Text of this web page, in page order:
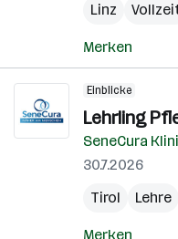
Linz
Merken
Einblicke
Lehrling
SeneCura
30.7.2026
Tirol
Lehre
Merken